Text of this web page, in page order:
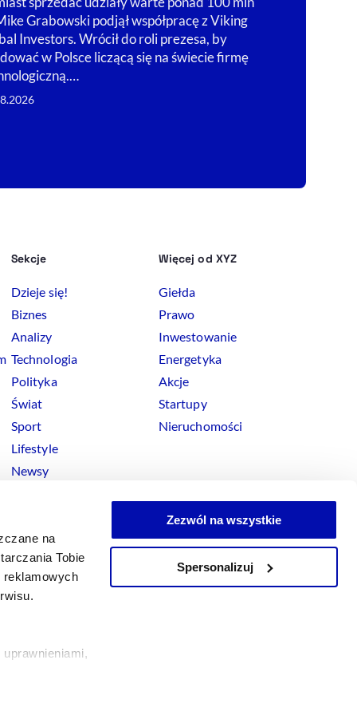
na
Tobie
reklamowych
Zezwól na wszystkie
Spersonalizuj
Grabowski podjął współpracę z Viking
Investors. Wrócił do roli prezesa, by
w Polsce liczącą się na świecie firmę
Sekcje
Dzieje się!
Biznes
Analizy
Technologia
Polityka
Świat
Sport
Lifestyle
Newsy
Więcej od XYZ
Giełda
Prawo
Inwestowanie
Energetyka
Akcje
Startupy
Nieruchomości
x LinkedinFacebookInstagramYoutube